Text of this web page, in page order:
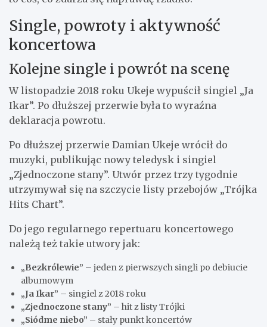
Single, powroty i aktywność
koncertowa
Kolejne single i powrót na scenę
W listopadzie 2018 roku Ukeje wypuścił singiel „Ja
Ikar”. Po dłuższej przerwie była to wyraźna
deklaracja powrotu.
Po dłuższej przerwie Damian Ukeje wrócił do
muzyki, publikując nowy teledysk i singiel
„Zjednoczone stany”. Utwór przez trzy tygodnie
utrzymywał się na szczycie listy przebojów „Trójka
Hits Chart”.
Do jego regularnego repertuaru koncertowego
należą też takie utwory jak:
„Bezkrólewie” – jeden z pierwszych singli po debiucie
albumowym
„Ja Ikar” – singiel z 2018 roku
„Zjednoczone stany” – hit z listy Trójki
„Siódme niebo” – stały punkt koncertów